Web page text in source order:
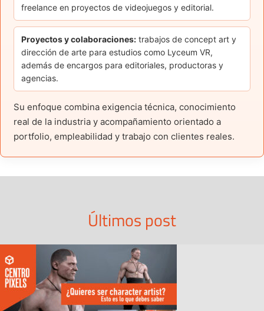
freelance en proyectos de videojuegos y editorial.
Proyectos y colaboraciones: trabajos de concept art y
dirección de arte para estudios como Lyceum VR,
además de encargos para editoriales, productoras y
agencias.
Su enfoque combina exigencia técnica, conocimiento
real de la industria y acompañamiento orientado a
portfolio, empleabilidad y trabajo con clientes reales.
Últimos post